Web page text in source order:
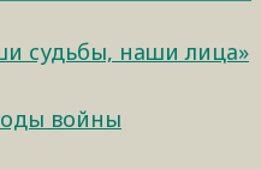
судьбы, наши лица»
войны